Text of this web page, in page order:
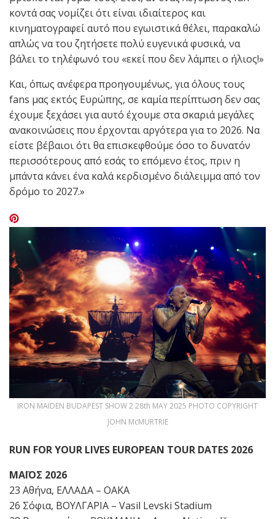
κοντά σας νομίζει ότι είναι ιδιαίτερος και
κινηματογραφεί αυτό που εγωιστικά θέλει, παρακαλώ
απλώς να του ζητήσετε πολύ ευγενικά φυσικά, να
βάλει το τηλέφωνό του «εκεί που δεν λάμπει ο ήλιος!»
Και, όπως ανέφερα προηγουμένως, για όλους τους
fans μας εκτός Ευρώπης, σε καμία περίπτωση δεν σας
έχουμε ξεχάσει για αυτό έχουμε στα σκαριά μεγάλες
ανακοινώσεις που έρχονται αργότερα για το 2026. Να
είστε βέβαιοι ότι θα επισκεφθούμε όσο το δυνατόν
περισσότερους από εσάς το επόμενο έτος, πριν η
μπάντα κάνει ένα καλά κερδισμένο διάλειμμα από τον
δρόμο το 2027.»
IRON MAIDEN BUDAPEST SHOW 2 28th MAY 2025 PHOTO COPYRIGHT
JOHN McMURTRIE
RUN FOR YOUR LIVES EUROPEAN TOUR DATES 2026
ΜΑΪΟΣ 2026
23 Αθήνα, ΕΛΛΑΔΑ – ΟΑΚΑ
26 Σόφια, ΒΟΥΛΓΑΡΙΑ – Vasil Levski Stadium